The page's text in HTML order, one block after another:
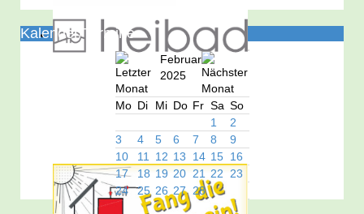
Kalender/Termine
Februar
2025
Mo Di Mi Do Fr Sa So
1
2
3
4 5 6 7 8
9
10
11 12 13 14 15 16
17
18 19 20 21 22 23
24
25 26 27 28